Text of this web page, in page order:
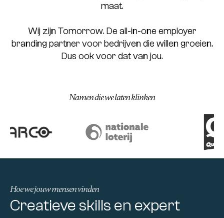
maat.
Wij zijn Tomorrow. De all-in-one employer
branding partner voor bedrijven die willen groeien.
Dus ook voor dat van jou.
Namen die we laten klinken
Hoe we jouw mensen vinden
Creatieve skills en expert